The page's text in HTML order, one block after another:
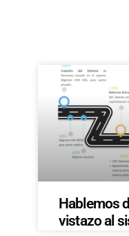
Hablemos
vistazo al